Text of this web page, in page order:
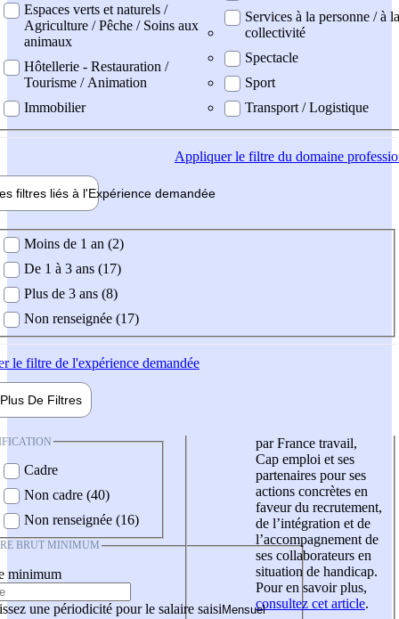
Espaces verts et naturels /
Agriculture / Pêche / Soins aux
animaux
Hôtellerie - Restauration /
Tourisme / Animation
Immobilier
Services à la personne / à la
collectivité
Spectacle
Sport
Transport / Logistique
Appliquerle filtre du domaine
filtres liés à l'Expérience demandée
demandée
Moins de 1 an (2)
De 1 à 3 ans (17)
Plus de 3 ans (8)
Non renseignée (17)
le filtre de l'expérience demandée
Plus De Filtres
Cadre
Non cadre (40)
Non renseignée (16)
BRUT MINIMUM
minimum
une périodicité pour le salaire saisi
par France travail,
Cap emploi et ses
partenaires pour ses
actions concrètes en
faveur du recrutement,
de l’intégration et de
l’accompagnement de
ses collaborateurs en
situation de handicap.
Pour en savoir plus,
consultez cet article.